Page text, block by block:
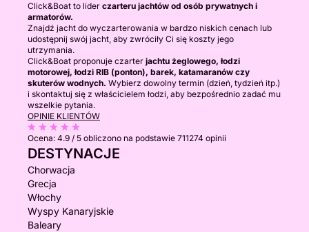
Click&Boat to lider czarteru jachtów od osób prywatnych i
armatorów.
Znajdź jacht do wyczarterowania w bardzo niskich cenach lub
udostępnij swój jacht, aby zwróciły Ci się koszty jego
utrzymania.
Click&Boat proponuje czarter jachtu żeglowego, łodzi
motorowej, łodzi RIB (ponton), barek, katamaranów czy
skuterów wodnych. Wybierz dowolny termin (dzień, tydzień itp.)
i skontaktuj się z właścicielem łodzi, aby bezpośrednio zadać mu
wszelkie pytania.
OPINIE KLIENTÓW
Ocena: 4.9 / 5 obliczono na podstawie 711274 opinii
DESTYNACJE
Chorwacja
Grecja
Włochy
Wyspy Kanaryjskie
Baleary